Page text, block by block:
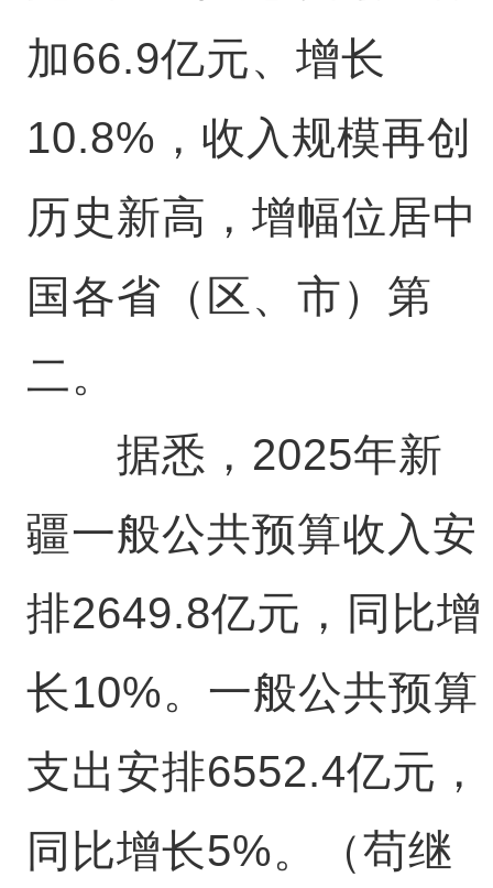
加66.9亿元、增长
10.8%，收入规模再创
历史新高，增幅位居中
国各省（区、市）第
二。
据悉，2025年新
疆一般公共预算收入安
排2649.8亿元，同比增
长10%。一般公共预算
支出安排6552.4亿元，
同比增长5%。（苟继